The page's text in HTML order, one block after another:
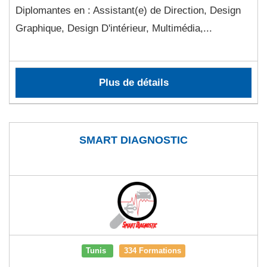
Diplomantes en : Assistant(e) de Direction, Design
Graphique, Design D'intérieur, Multimédia,...
Plus de détails
SMART DIAGNOSTIC
Tunis 334 Formations